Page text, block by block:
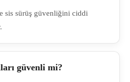
sis sürüş güvenliğini ciddi
güvenli mi?